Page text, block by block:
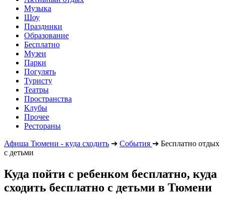
Музыка
Шоу
Праздники
Образование
Бесплатно
Музеи
Парки
Погулять
Туристу
Театры
Пространства
Клубы
Прочее
Рестораны
Афиша Тюмени - куда сходить ➔ События ➔ Бесплатно отдых
с детьми
Куда пойти с ребенком бесплатно, куда
сходить бесплатно с детьми в Тюмени